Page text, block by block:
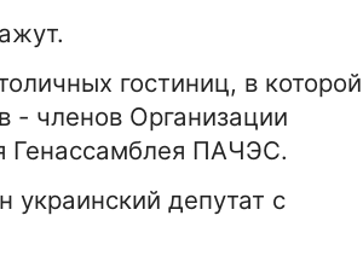
гостиниц, в которой
- членов Организации
Генассамблея ПАЧЭС.
украинский депутат с
История автопрома